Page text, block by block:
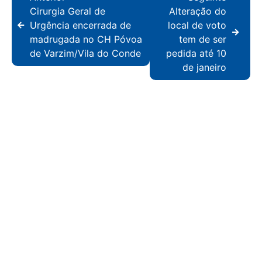
Cirurgia Geral de
Urgência encerrada de
madrugada no CH Póvoa
de Varzim/Vila do Conde
Alteração do
local de voto
tem de ser
pedida até 10
de janeiro